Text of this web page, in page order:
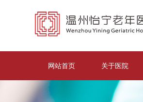
网站首页 关于医院